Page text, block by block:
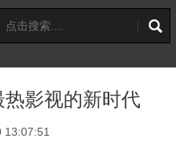
影视的新时代
13:07:51